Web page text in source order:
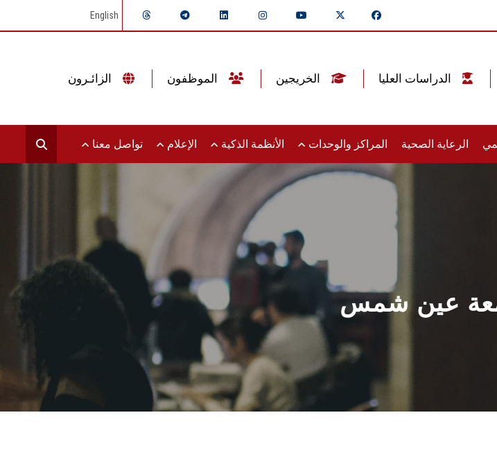
English
الرعاية الصحية المراكز والوحدات الأنظمة الذكية الإعلام تواصل معنا
عين شمس